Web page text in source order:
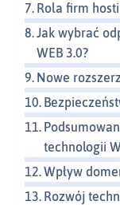
Rola firm
Jak wybrać
WEB 3.0?
Nowe
technologii
Wpływ
Rozwój